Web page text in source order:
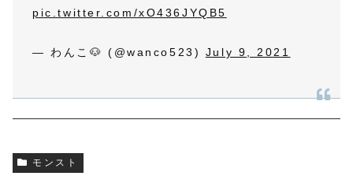
pic.twitter.com/xO436JYQB5
— わんこ🐶 (@wanco523) July 9, 2021
モンスト